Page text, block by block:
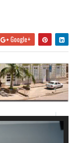
Google+